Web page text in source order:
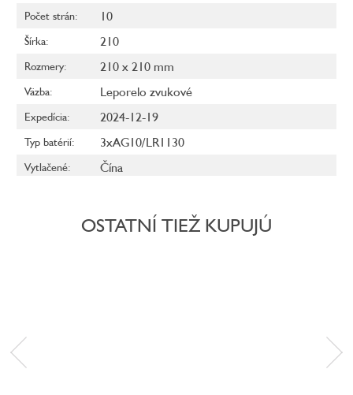
Počet strán: 10
Šírka: 210
Rozmery: 210 x 210 mm
Väzba: Leporelo zvukové
Expedícia: 2024-12-19
Typ batérií: 3xAG10/LR1130
Vytlačené: Čína
OSTATNÍ TIEŽ KUPUJÚ